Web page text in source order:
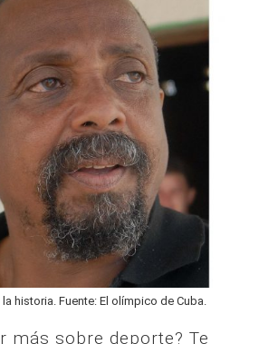
historia. Fuente: El olímpico de Cuba.
más sobre deporte? Te